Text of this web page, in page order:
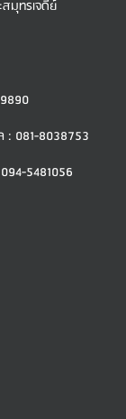
มุทรเจดีย์
081-8038753
5481056